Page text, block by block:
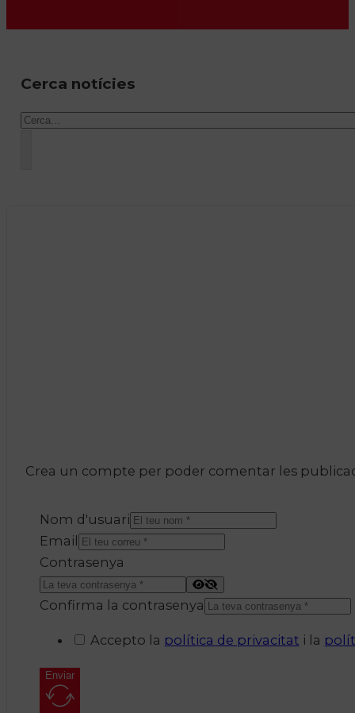
Cerca notícies
Cercar
Crea un compte per poder comentar les
Nom d'usuari
Email
Contrasenya
Confirma la contrasenya
Accepto la política de privacitat i la
Enviar